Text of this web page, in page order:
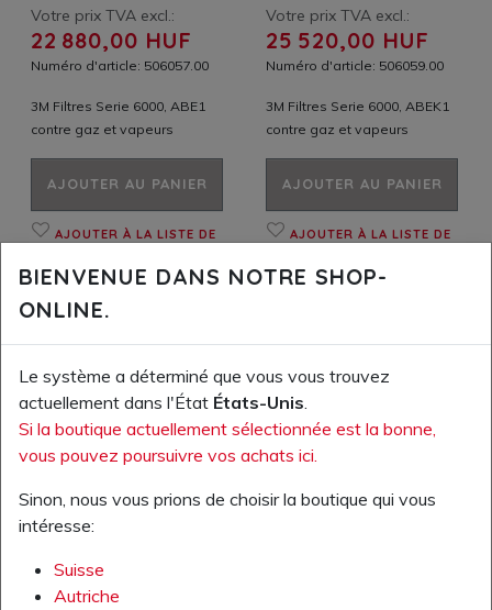
Votre prix TVA excl.:
22 880,00 HUF
Numéro d'article: 506057.00
3M Filtres Serie 6000, ABE1
contre gaz et vapeurs
AJOUTER AU PANIER
AJOUTER À LA LISTE DE
Votre prix TVA excl.:
25 520,00 HUF
Numéro d'article: 506059.00
3M Filtres Serie 6000, ABEK1
contre gaz et vapeurs
AJOUTER AU PANIER
AJOUTER À LA LISTE DE
BIENVENUE DANS NOTRE SHOP-
ONLINE.
Le système a déterminé que vous vous trouvez
actuellement dans l'État États-Unis.
Si la boutique actuellement sélectionnée est la bonne,
vous pouvez poursuivre vos achats ici.
Sinon, nous vous prions de choisir la boutique qui vous
intéresse:
Suisse
Autriche